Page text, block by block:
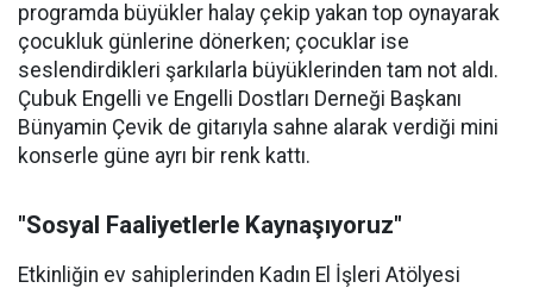
programda büyükler halay çekip yakan top oynayarak
çocukluk günlerine dönerken; çocuklar ise
seslendirdikleri şarkılarla büyüklerinden tam not aldı.
Çubuk Engelli ve Engelli Dostları Derneği Başkanı
Bünyamin Çevik de gitarıyla sahne alarak verdiği mini
konserle güne ayrı bir renk kattı.
"Sosyal Faaliyetlerle Kaynaşıyoruz"
Etkinliğin ev sahiplerinden Kadın El İşleri Atölyesi